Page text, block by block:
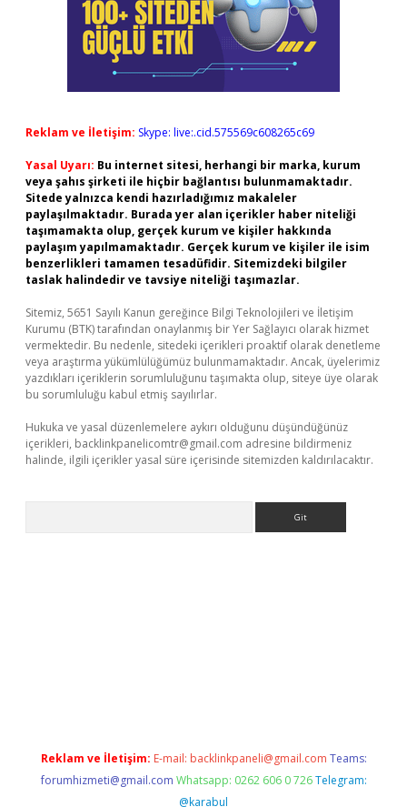
Reklam ve İletişim: Skype: live:.cid.575569c608265c69
Yasal Uyarı: Bu internet sitesi, herhangi bir marka, kurum
veya şahıs şirketi ile hiçbir bağlantısı bulunmamaktadır.
Sitede yalnızca kendi hazırladığımız makaleler
paylaşılmaktadır. Burada yer alan içerikler haber niteliği
taşımamakta olup, gerçek kurum ve kişiler hakkında
paylaşım yapılmamaktadır. Gerçek kurum ve kişiler ile isim
benzerlikleri tamamen tesadüfidir. Sitemizdeki bilgiler
taslak halindedir ve tavsiye niteliği taşımazlar.
Sitemiz, 5651 Sayılı Kanun gereğince Bilgi Teknolojileri ve İletişim
Kurumu (BTK) tarafından onaylanmış bir Yer Sağlayıcı olarak hizmet
vermektedir. Bu nedenle, sitedeki içerikleri proaktif olarak denetleme
veya araştırma yükümlülüğümüz bulunmamaktadır. Ancak, üyelerimiz
yazdıkları içeriklerin sorumluluğunu taşımakta olup, siteye üye olarak
bu sorumluluğu kabul etmiş sayılırlar.
Hukuka ve yasal düzenlemelere aykırı olduğunu düşündüğünüz
içerikleri, backlinkpanelicomtr@gmail.com adresine bildirmeniz
halinde, ilgili içerikler yasal süre içerisinde sitemizden kaldırılacaktır.
Reklam ve İletişim: E-mail: backlinkpaneli@gmail.com Teams:
forumhizmeti@gmail.com Whatsapp: 0262 606 0 726 Telegram:
@karabul